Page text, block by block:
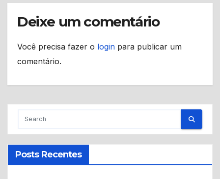
Deixe um comentário
Você precisa fazer o login para publicar um
comentário.
Posts Recentes